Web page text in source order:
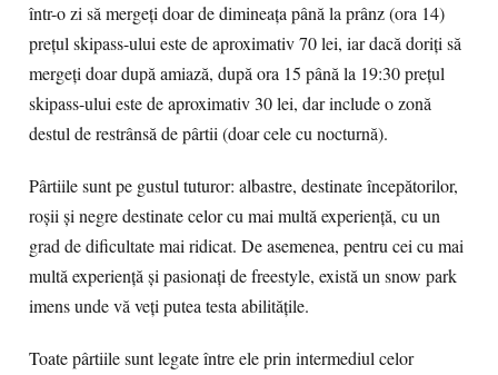
într-o zi să mergeți doar de dimineața până la prânz (ora 14)
preţul skipass-ului este de aproximativ 70 lei, iar dacă doriți să
mergeţi doar după amiază, după ora 15 până la 19:30 preţul
skipass-ului este de aproximativ 30 lei, dar include o zonă
destul de restrânsă de pârtii (doar cele cu nocturnă).
Pârtiile sunt pe gustul tuturor: albastre, destinate începătorilor,
roșii și negre destinate celor cu mai multă experiență, cu un
grad de dificultate mai ridicat. De asemenea, pentru cei cu mai
multă experiență și pasionați de freestyle, există un snow park
imens unde vă veți putea testa abilitățile.
Toate pârtiile sunt legate între ele prin intermediul celor